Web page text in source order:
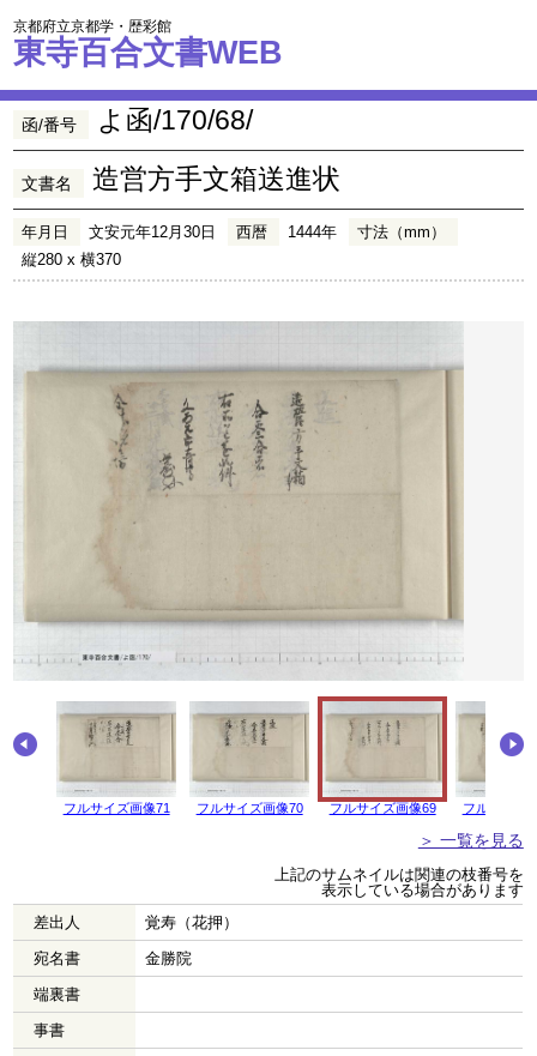
京都府立京都学・歴彩館
東寺百合文書WEB
函/番号 よ函/170/68/
文書名 造営方手文箱送進状
年月日 文安元年12月30日 西暦 1444年
寸法（mm）
縦280 x 横370
フルサイズ画像71 フルサイズ画像70 フルサイズ画像69 フルサイズ
＞ 一覧を見る
上記のサムネイルは関連の枝番号を
表示している場合があります
差出人
覚寿（花押）
宛名書
金勝院
端裏書
事書